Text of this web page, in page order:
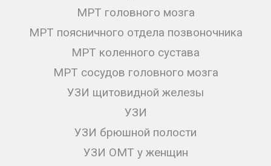
МРТ головного мозга
МРТ поясничного отдела позвоночника
МРТ коленного сустава
МРТ сосудов головного мозга
УЗИ щитовидной железы
УЗИ
УЗИ брюшной полости
УЗИ ОМТ у женщин